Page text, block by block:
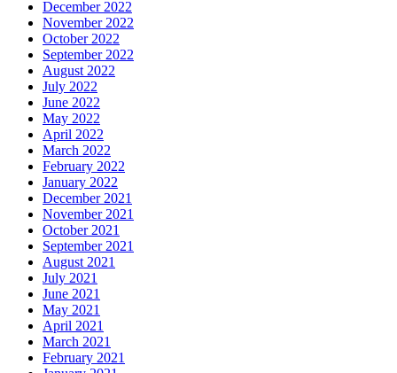
December 2022
November 2022
October 2022
September 2022
August 2022
July 2022
June 2022
May 2022
April 2022
March 2022
February 2022
January 2022
December 2021
November 2021
October 2021
September 2021
August 2021
July 2021
June 2021
May 2021
April 2021
March 2021
February 2021